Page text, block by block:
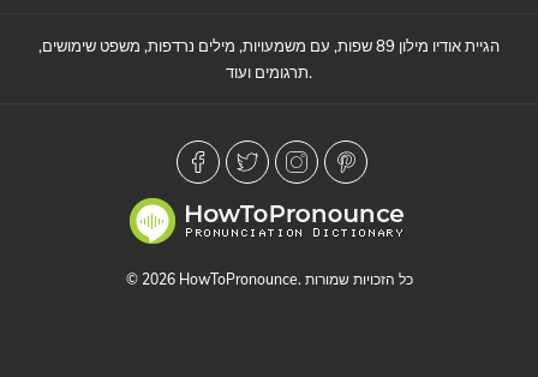
הגיית אודיו מילון 89 שפות, עם משמעויות, מילים נרדפות, משפט שימושים,
תרגומים ועוד.
© 2026 HowToPronounce. כל הזכויות שמורות